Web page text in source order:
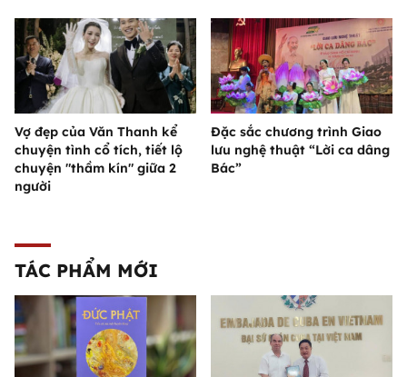
Vợ đẹp của Văn Thanh kể
chuyện tình cổ tích, tiết lộ
chuyện "thầm kín" giữa 2
người
Đặc sắc chương trình Giao
lưu nghệ thuật “Lời ca dâng
Bác”
TÁC PHẨM MỚI